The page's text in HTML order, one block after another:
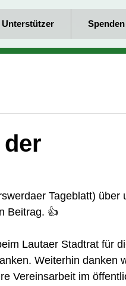
Unterstützer Spenden
Tageblatt) über
Beitrag. 👍
Lautaer Stadtrat für
Weiterhin danken
Vereinsarbeit im